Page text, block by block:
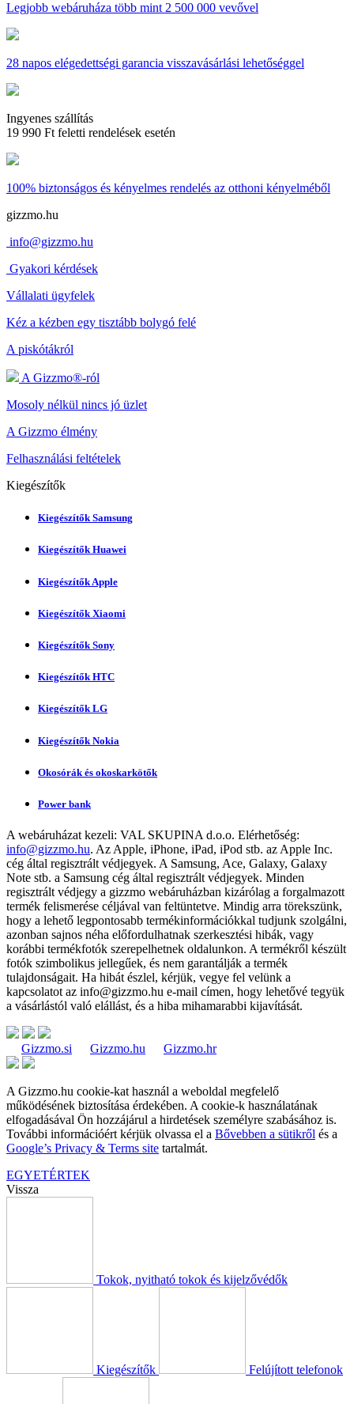
Legjobb webáruháza több mint 2 500 000 vevővel
28 napos elégedettségi garancia visszavásárlási lehetőséggel
Ingyenes szállítás
19 990 Ft feletti rendelések esetén
100% biztonságos és kényelmes rendelés az otthoni kényelméből
gizzmo.hu
info@gizzmo.hu
Gyakori kérdések
Vállalati ügyfelek
Kéz a kézben egy tisztább bolygó felé
A piskótákról
A Gizzmo®-ról
Mosoly nélkül nincs jó üzlet
A Gizzmo élmény
Felhasználási feltételek
Kiegészítők
Kiegészítők Samsung
Kiegészítők Huawei
Kiegészítők Apple
Kiegészítők Xiaomi
Kiegészítők Sony
Kiegészítők HTC
Kiegészítők LG
Kiegészítők Nokia
Okosórák és okoskarkötők
Power bank
A webáruházat kezeli: VAL SKUPINA d.o.o. Elérhetőség:
info@gizzmo.hu. Az Apple, iPhone, iPad, iPod stb. az Apple Inc.
cég által regisztrált védjegyek. A Samsung, Ace, Galaxy, Galaxy
Note stb. a Samsung cég által regisztrált védjegyek. Minden
regisztrált védjegy a gizzmo webáruházban kizárólag a forgalmazott
termék felismerése céljával van feltüntetve. Mindig arra törekszünk,
hogy a lehető legpontosabb termékinformációkkal tudjunk szolgálni,
azonban sajnos néha előfordulhatnak szerkesztési hibák, vagy
korábbi termékfotók szerepelhetnek oldalunkon. A termékről készült
fotók szimbolikus jellegűek, és nem garantálják a termék
tulajdonságait. Ha hibát észlel, kérjük, vegye fel velünk a
kapcsolatot az info@gizzmo.hu e-mail címen, hogy lehetővé tegyük
a vásárlástól való elállást, és a hiba mihamarabbi kijavítását.
Gizzmo.si Gizzmo.hu Gizzmo.hr
A Gizzmo.hu cookie-kat használ a weboldal megfelelő
működésének biztosítása érdekében. A cookie-k használatának
elfogadásával Ön hozzájárul a hirdetések személyre szabásához is.
További információért kérjük olvassa el a Bővebben a sütikről és a
Google’s Privacy & Terms site tartalmát.
EGYETÉRTEK
Vissza
Tokok, nyitható tokok és kijelzővédők
Kiegészítők Felújított telefonok